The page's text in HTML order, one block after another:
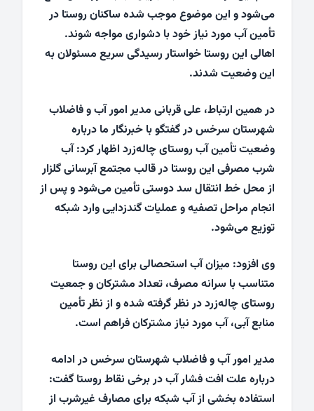
می‌شود و این موضوع موجب شده ساکنان روستا در
تأمین آب مورد نیاز خود با دشواری مواجه شوند.
اهالی این روستا خواستار رسیدگی سریع مسئولان به
این وضعیت شدند.
در همین ارتباط، علی قربانی مدیر امور آب و فاضلاب
شهرستان سرخس در گفتگو با خبرنگار ما درباره
وضعیت تأمین آب روستای چاله‌زرد اظهار کرد: آب
شرب مصرفی این روستا در قالب مجتمع آبرسانی گلزار
از محل خط انتقال سد دوستی تأمین می‌شود و پس از
انجام مراحل تصفیه و عملیات گندزدایی وارد شبکه
توزیع می‌شود.
وی افزود: میزان آب استحصالی برای این روستا
متناسب با سرانه مصرف، تعداد مشترکان و جمعیت
روستای چاله‌زرد در نظر گرفته شده و از نظر تأمین
منابع آبی، آب مورد نیاز مشترکان فراهم است.
مدیر امور آب و فاضلاب شهرستان سرخس در ادامه
درباره علت افت فشار آب در برخی نقاط روستا گفت:
استفاده بخشی از آب شبکه برای مصارف غیرشرب از